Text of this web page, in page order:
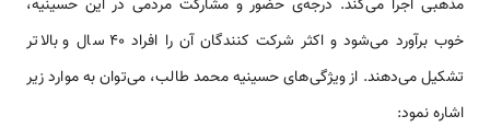
مذهبی اجرا می‌کند. درجه‌ی حضور و مشارکت مردمی در این حسینیه،
خوب برآورد می‌شود و اکثر شرکت کنندگان آن را افراد 40 سال و بالاتر
تشکیل می‌دهند. از ویژگی‌های حسینیه محمد طالب، می‌توان به موارد زیر
اشاره نمود: